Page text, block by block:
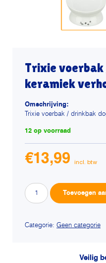
Trixie
keramiek
Omschrijving:
Trixie voerbak / drinkbak
12 op voorraad
€13,99
Trixie
voerbak
drinkbak
Toevoegen
Categorie: Geen categorie
Veilig